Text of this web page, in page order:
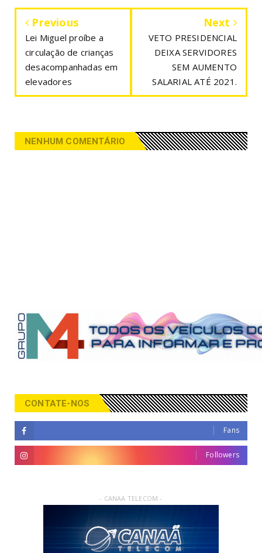
Previous
Lei Miguel proíbe a
circulação de crianças
desacompanhadas em
elevadores
Next
VETO PRESIDENCIAL
DEIXA SERVIDORES
SEM AUMENTO
SALARIAL ATÉ 2021.
NENHUM COMENTÁRIO
CONTATE-NOS
Fans
Followers
- CANAA TELECOM -